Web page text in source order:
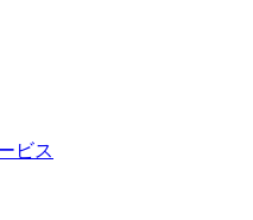
ビス